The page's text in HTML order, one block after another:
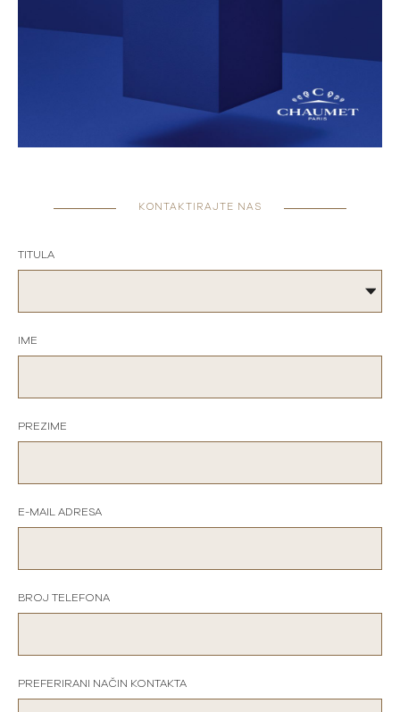
KONTAKTIRAJTE NAS
TITULA
IME
PREZIME
E-MAIL ADRESA
BROJ TELEFONA
PREFERIRANI NAČIN KONTAKTA